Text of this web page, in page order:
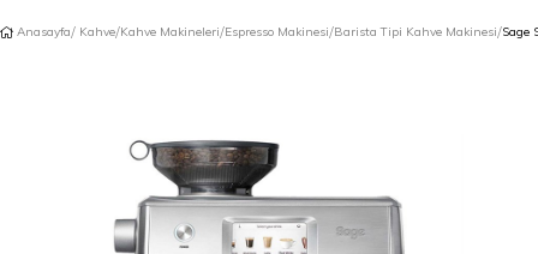
Anasayfa Kahve Kahve Makineleri Espresso Makinesi Barista Tipi Kahve Makinesi